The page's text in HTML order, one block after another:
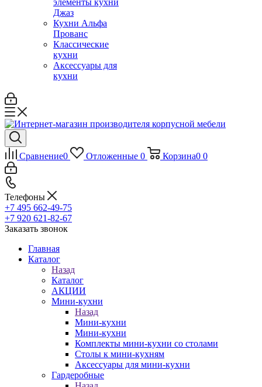
элементы кухни
Джаз
Кухни Альфа
Прованс
Классические
кухни
Аксессуары для
кухни
Сравнение0 Отложенные 0 Корзина0 0
Телефоны
+7 495 662-49-75
+7 920 621-82-67
Заказать звонок
Главная
Каталог
Назад
Каталог
АКЦИИ
Мини-кухни
Назад
Мини-кухни
Мини-кухни
Комплекты мини-кухни со столами
Столы к мини-кухням
Аксессуары для мини-кухни
Гардеробные